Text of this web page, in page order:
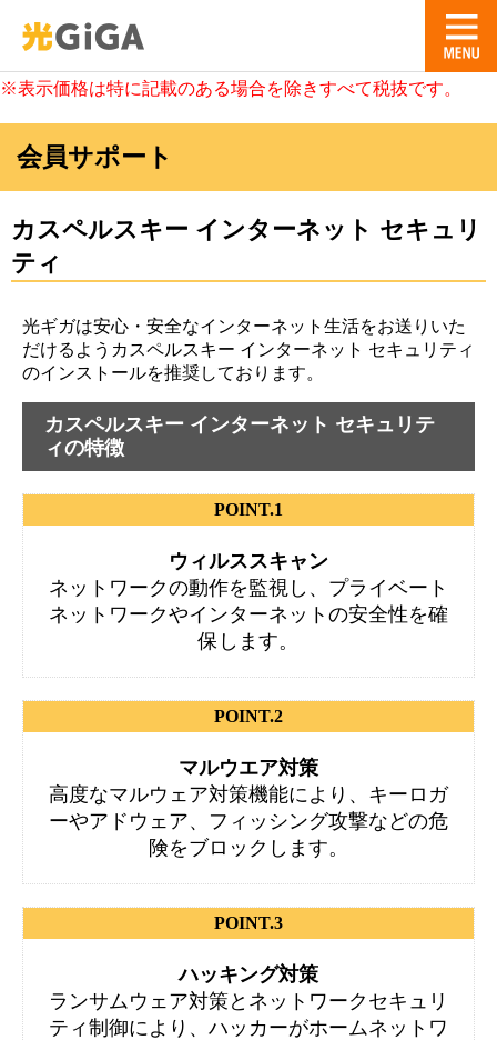
※表示価格は特に記載のある場合を除きすべて税抜です。
会員サポート
カスペルスキー インターネット セキュリ
ティ
光ギガは安心・安全なインターネット生活をお送りいた
だけるようカスペルスキー インターネット セキュリティ
のインストールを推奨しております。
カスペルスキー インターネット セキュリテ
ィの特徴
POINT.1
ウィルススキャン
ネットワークの動作を監視し、プライベート
ネットワークやインターネットの安全性を確
保します。
POINT.2
マルウエア対策
高度なマルウェア対策機能により、キーロガ
ーやアドウェア、フィッシング攻撃などの危
険をブロックします。
POINT.3
ハッキング対策
ランサムウェア対策とネットワークセキュリ
ティ制御により、ハッカーがホームネットワ